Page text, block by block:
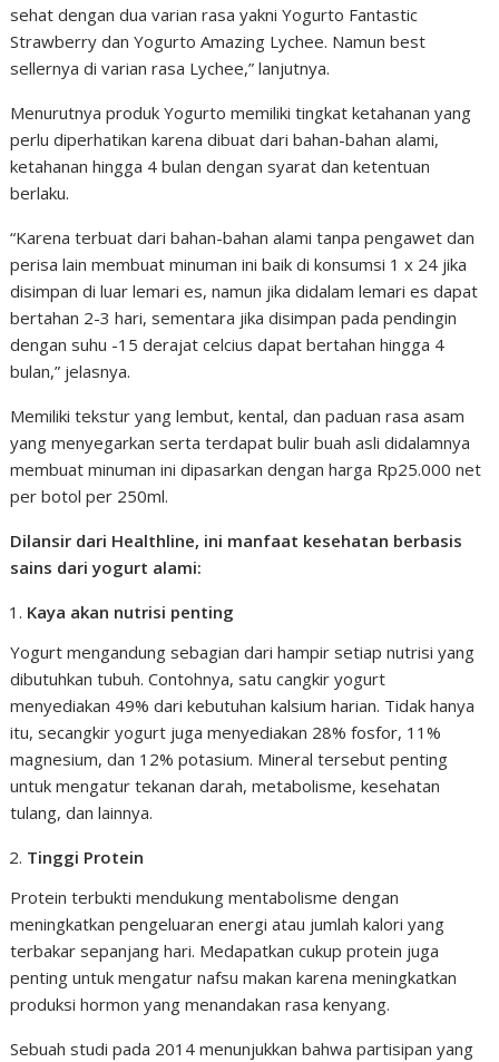
sehat dengan dua varian rasa yakni Yogurto Fantastic
Strawberry dan Yogurto Amazing Lychee. Namun best
sellernya di varian rasa Lychee,” lanjutnya.
Menurutnya produk Yogurto memiliki tingkat ketahanan yang
perlu diperhatikan karena dibuat dari bahan-bahan alami,
ketahanan hingga 4 bulan dengan syarat dan ketentuan
berlaku.
“Karena terbuat dari bahan-bahan alami tanpa pengawet dan
perisa lain membuat minuman ini baik di konsumsi 1 x 24 jika
disimpan di luar lemari es, namun jika didalam lemari es dapat
bertahan 2-3 hari, sementara jika disimpan pada pendingin
dengan suhu -15 derajat celcius dapat bertahan hingga 4
bulan,” jelasnya.
Memiliki tekstur yang lembut, kental, dan paduan rasa asam
yang menyegarkan serta terdapat bulir buah asli didalamnya
membuat minuman ini dipasarkan dengan harga Rp25.000 net
per botol per 250ml.
Dilansir dari Healthline, ini manfaat kesehatan berbasis
sains dari yogurt alami:
Kaya akan nutrisi penting
Yogurt mengandung sebagian dari hampir setiap nutrisi yang
dibutuhkan tubuh. Contohnya, satu cangkir yogurt
menyediakan 49% dari kebutuhan kalsium harian. Tidak hanya
itu, secangkir yogurt juga menyediakan 28% fosfor, 11%
magnesium, dan 12% potasium. Mineral tersebut penting
untuk mengatur tekanan darah, metabolisme, kesehatan
tulang, dan lainnya.
Tinggi Protein
Protein terbukti mendukung mentabolisme dengan
meningkatkan pengeluaran energi atau jumlah kalori yang
terbakar sepanjang hari. Medapatkan cukup protein juga
penting untuk mengatur nafsu makan karena meningkatkan
produksi hormon yang menandakan rasa kenyang.
Sebuah studi pada 2014 menunjukkan bahwa partisipan yang